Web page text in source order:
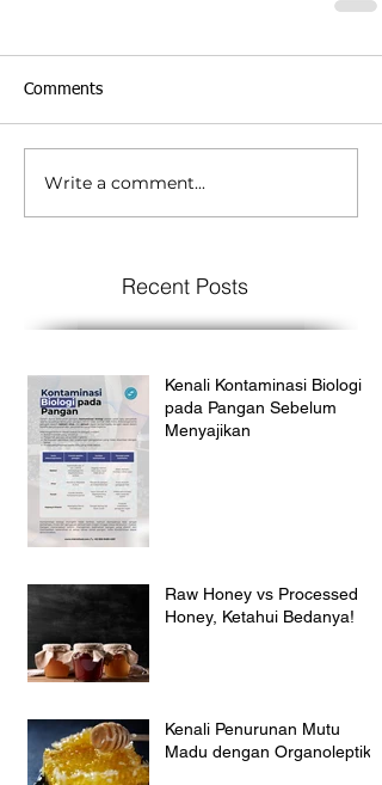
Comments
Write a comment...
Recent Posts
Kenali Kontaminasi Biologi
pada Pangan Sebelum
Menyajikan
Raw Honey vs Processed
Honey, Ketahui Bedanya!
Kenali Penurunan Mutu
Madu dengan Organoleptik